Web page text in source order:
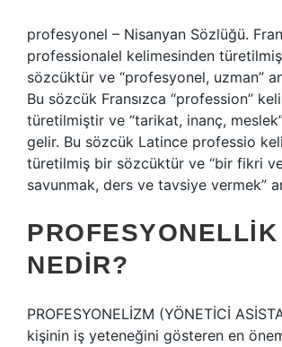
profesyonel – Nisanyan Sözlüğü.
professionalel kelimesinden
sözcüktür ve “profesyonel, uzman”
Bu sözcük Fransızca “profession”
türetilmiştir ve “tarikat, inanç,
gelir. Bu sözcük Latince professio
türetilmiş bir sözcüktür ve “bir fikri
savunmak, ders ve tavsiye vermek”
PROFESYONELLIK
NEDIR?
PROFESYONELİZM (YÖNETİCİ
kişinin iş yeteneğini gösteren en